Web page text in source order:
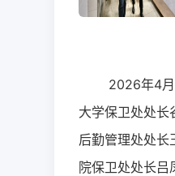
2026年4月
大学保卫处处长
后勤管理处处长
院保卫处处长吕